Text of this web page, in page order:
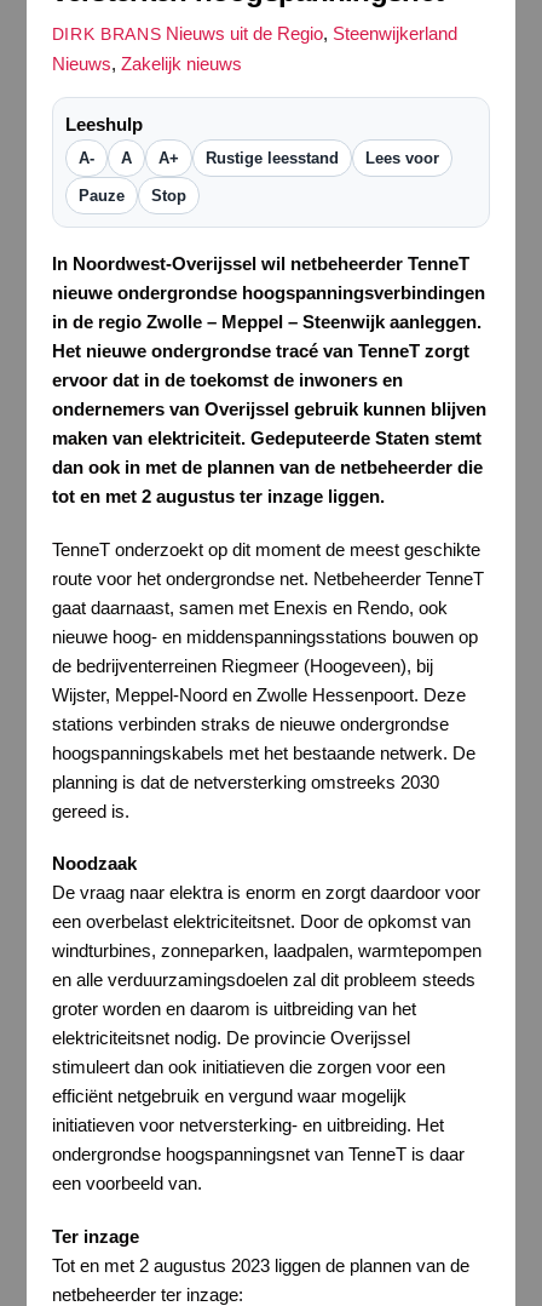
DIRK BRANS Nieuws uit de Regio, Steenwijkerland
Nieuws, Zakelijk nieuws
Leeshulp
A- A A+ Rustige leesstand Lees voor
Pauze Stop
In Noordwest-Overijssel wil netbeheerder TenneT
nieuwe ondergrondse hoogspanningsverbindingen
in de regio Zwolle – Meppel – Steenwijk aanleggen.
Het nieuwe ondergrondse tracé van TenneT zorgt
ervoor dat in de toekomst de inwoners en
ondernemers van Overijssel gebruik kunnen blijven
maken van elektriciteit. Gedeputeerde Staten stemt
dan ook in met de plannen van de netbeheerder die
tot en met 2 augustus ter inzage liggen.
TenneT onderzoekt op dit moment de meest geschikte
route voor het ondergrondse net. Netbeheerder TenneT
gaat daarnaast, samen met Enexis en Rendo, ook
nieuwe hoog- en middenspanningsstations bouwen op
de bedrijventerreinen Riegmeer (Hoogeveen), bij
Wijster, Meppel-Noord en Zwolle Hessenpoort. Deze
stations verbinden straks de nieuwe ondergrondse
hoogspanningskabels met het bestaande netwerk. De
planning is dat de netversterking omstreeks 2030
gereed is.
Noodzaak
De vraag naar elektra is enorm en zorgt daardoor voor
een overbelast elektriciteitsnet. Door de opkomst van
windturbines, zonneparken, laadpalen, warmtepompen
en alle verduurzamingsdoelen zal dit probleem steeds
groter worden en daarom is uitbreiding van het
elektriciteitsnet nodig. De provincie Overijssel
stimuleert dan ook initiatieven die zorgen voor een
efficiënt netgebruik en vergund waar mogelijk
initiatieven voor netversterking- en uitbreiding. Het
ondergrondse hoogspanningsnet van TenneT is daar
een voorbeeld van.
Ter inzage
Tot en met 2 augustus 2023 liggen de plannen van de
netbeheerder ter inzage: